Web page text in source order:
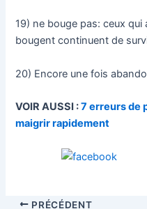
19) ne bouge pas: ceux
bougent continuent de
20) Encore une fois
VOIR AUSSI :7 erreurs de
maigrir rapidement
PRÉCÉDENT